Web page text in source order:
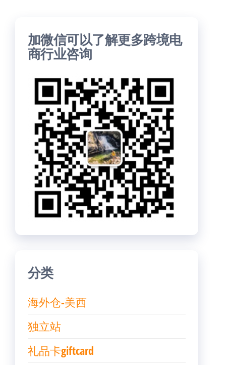
加微信可以了解更多跨境电
商行业咨询
分类
海外仓-美西
独立站
礼品卡giftcard